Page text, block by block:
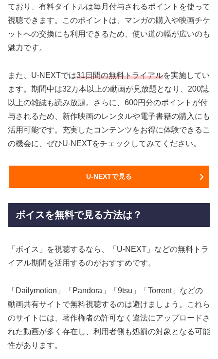
ており、有料タイトルは毎月付与されるポイントを使って
視聴できます。このポイントは、マンガの購入や映画チケ
ットへの交換にも利用できるため、使い道の幅が広いのも
魅力です。
また、U-NEXTでは31日間の無料トライアルを実施してい
ます。期間中は32万本以上の動画が見放題となり、200誌
以上の雑誌も読み放題。さらに、600円分のポイントが付
与されるため、新作映画のレンタルや電子書籍の購入にも
活用可能です。充実したコンテンツをお得に体験できるこ
の機会に、ぜひU-NEXTをチェックしてみてください。
U-NEXTで見る
ボイスを無料で見る方法は？
「ボイス」を視聴するなら、「U-NEXT」などの無料トラ
イアル期間を活用するのがおすすめです。
「Dailymotion」「Pandora」「9tsu」「Torrent」などの
動画共有サイトで無料視聴するのは避けましょう。これら
のサイトには、著作権者の許可なく違法にアップロードさ
れた動画が多く存在し、利用者側も処罰の対象となる可能
性があります。